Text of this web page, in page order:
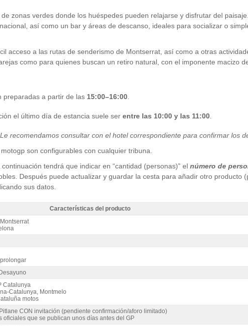
zonas verdes donde los huéspedes pueden relajarse y disfrutar del
así como un bar y áreas de descanso, ideales para socializar o
acceso a las rutas de senderismo de Montserrat, así como a otras
como para quienes buscan un retiro natural, con el imponente macizo
preparadas a partir de las 15:00–16:00
el último día de estancia suele ser entre las 10:00 y las 11:00
recomendamos consultar con el hotel correspondiente para confirmar los
son configurables con cualquier tribuna.
tendrá que indicar en “cantidad (personas)” el número de
Después puede actualizar y guardar la cesta para añadir otro producto
sus datos.
Montserrat 4* / 3 noches A.D. - Características del producto
Características del producto
Catalunya
Catalunya, Montmelo
motos
CON invitación (pendiente confirmación/aforo limitado)
oficiales que se publican unos días antes del GP